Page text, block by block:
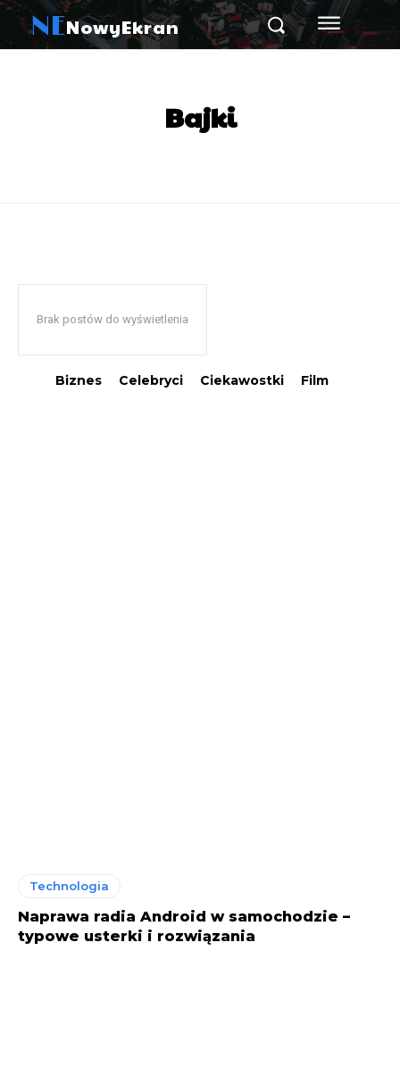
NENowyEkran
Bajki
Brak postów do wyświetlenia
Biznes Celebryci Ciekawostki Film
Technologia
Naprawa radia Android w samochodzie –
typowe usterki i rozwiązania